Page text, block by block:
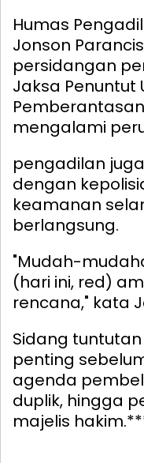
Humas
Jonson
persidangan
Jaksa Penuntut
mengalami
pengadilan
dengan
keamanan
berlangsung.
"Mudah-
(hari ini, red)
rencana," kata
Sidang
penting
agenda
duplik, hingga
majelis